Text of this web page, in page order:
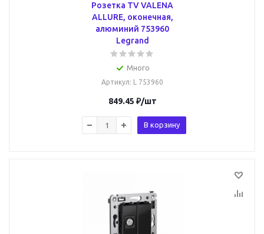
Розетка TV VALENA
ALLURE, оконечная,
алюминий 753960
Legrand
Много
Артикул: L 753960
849.45 ₽/шт
В корзину